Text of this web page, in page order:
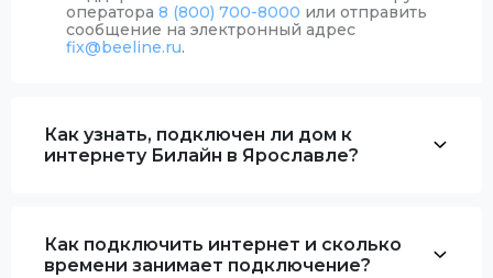
оператора 8 (800) 700-8000 или отправить
сообщение на электронный адрес
fix@beeline.ru.
Как узнать, подключен ли дом к
интернету Билайн в Ярославле?
Как подключить интернет и сколько
времени занимает подключение?